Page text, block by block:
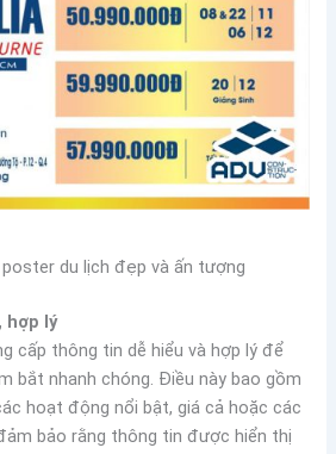
du lịch đẹp và ấn tượng
hợp lý
cấp thông tin dễ hiểu và hợp lý để
bắt nhanh chóng. Điều này bao gồm
hoạt động nổi bật, giá cả hoặc các
bảo rằng thông tin được hiển thị